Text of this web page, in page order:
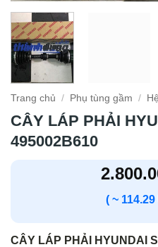
Trang chủ / Phụ tùng gầm /
CÂY LÁP PHẢI
495002B610
( ~
CÂY LÁP PHẢI HYUNDAI